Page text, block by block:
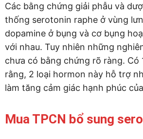
Các bằng chứng giải phẫu và
thống serotonin raphe ở vùng
dopamine ở bụng và cơ bụng
với nhau. Tuy nhiên những
chưa có bằng chứng rõ ràng. Có
rằng, 2 loại hormon này hỗ trợ
làm tăng cảm giác hạnh phúc
Mua TPCN bổ sung